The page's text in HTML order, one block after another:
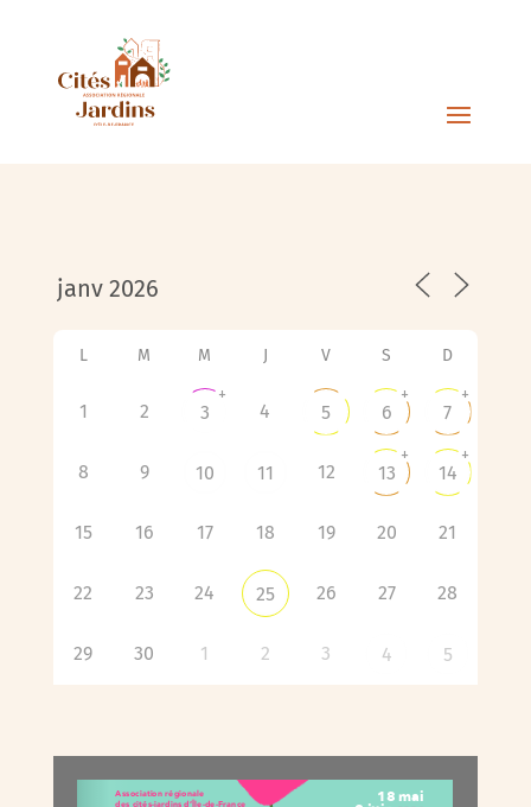
L M M J V S D
1 2 3
+
4 5 6
+
7
+
8 9 10 11 12 13
+
14
+
15 16 17 18 19 20 21
22 23 24 25 26 27 28
29 30 1 2 3 4 5